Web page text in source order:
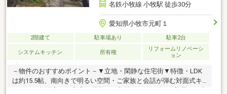
名鉄小牧線 小牧駅 徒歩30分
愛知県小牧市元町１
2階建て 駐車場あり 駐車2台
システムキッチン 所有権
リフォームリノベーシ
ョン
－物件のおすすめポイント－▼立地・閑静な住宅街▼特徴・LDK
は約15.5帖、南向きで明るい空間・ご家族と会話が弾む対面式キ